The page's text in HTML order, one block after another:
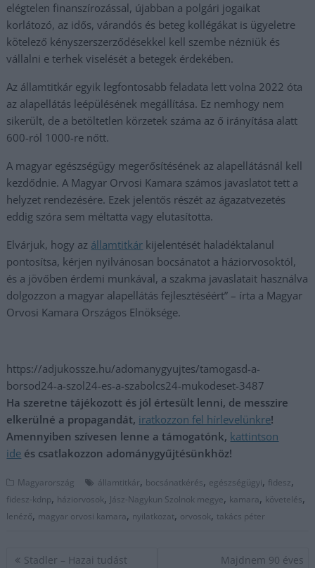
elégtelen finanszírozással, újabban a polgári jogaikat
korlátozó, az idős, várandós és beteg kollégákat is ügyeletre
kötelező kényszerszerződésekkel kell szembe nézniük és
vállalni e terhek viselését a betegek érdekében.
Az államtitkár egyik legfontosabb feladata lett volna 2022 óta
az alapellátás leépülésének megállítása. Ez nemhogy nem
sikerült, de a betöltetlen körzetek száma az ő irányítása alatt
600-ról 1000-re nőtt.
A magyar egészségügy megerősítésének az alapellátásnál kell
kezdődnie. A Magyar Orvosi Kamara számos javaslatot tett a
helyzet rendezésére. Ezek jelentős részét az ágazatvezetés
eddig szóra sem méltatta vagy elutasította.
Elvárjuk, hogy az államtitkár kijelentését haladéktalanul
pontosítsa, kérjen nyilvánosan bocsánatot a háziorvosoktól,
és a jövőben érdemi munkával, a szakma javaslatait használva
dolgozzon a magyar alapellátás fejlesztéséért” – írta a Magyar
Orvosi Kamara Országos Elnöksége.
https://adjukossze.hu/adomanygyujtes/tamogasd-a-
borsod24-a-szol24-es-a-szabolcs24-mukodeset-3487
Ha szeretne tájékozott és jól értesült lenni, de messzire
elkerülné a propagandát, iratkozzon fel hírlevelünkre!
Amennyiben szívesen lenne a támogatónk, kattintson
ide és csatlakozzon adománygyűjtésünkhöz!
Magyarország államtitkár, bocsánatkérés, egészségügyi, fidesz,
fidesz-kdnp, háziorvosok, Jász-Nagykun Szolnok megye, kamara, követelés,
lenéző, magyar orvosi kamara, nyilatkozat, orvosok, takács péter
Bejegyzés
Stadler – Hazai tudást Majdnem 90 éves